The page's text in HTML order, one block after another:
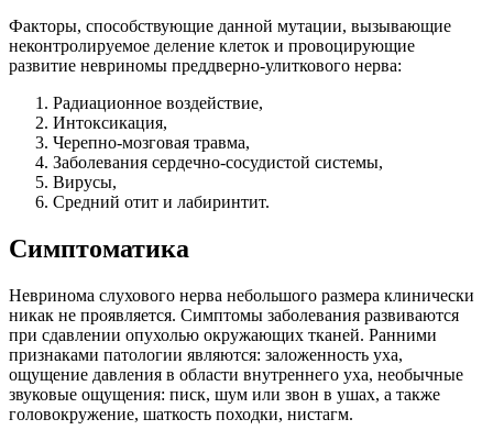
Факторы, способствующие данной мутации, вызывающие
неконтролируемое деление клеток и провоцирующие
развитие невриномы преддверно-улиткового нерва:
Радиационное воздействие,
Интоксикация,
Черепно-мозговая травма,
Заболевания сердечно-сосудистой системы,
Вирусы,
Средний отит и лабиринтит.
Симптоматика
Невринома слухового нерва небольшого размера клинически
никак не проявляется. Симптомы заболевания развиваются
при сдавлении опухолью окружающих тканей. Ранними
признаками патологии являются: заложенность уха,
ощущение давления в области внутреннего уха, необычные
звуковые ощущения: писк, шум или звон в ушах, а также
головокружение, шаткость походки, нистагм.